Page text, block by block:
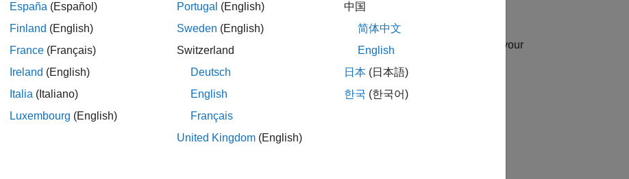
Sales Development Representative
Sales Development Representative
JP-Tokyo| インサイド セールス | 社会人採用
At MathWorks, you'll help shape tomorrow's innovations. We'll equip you with essential sales skills in your
first six months.
JP-Tokyo| 企業向けセールス | 社会人採用
As a Senior Sales Account Manager for the Automotive industry, you will sell engineering applications,
España (Español)
Finland (English)
France (Français)
Ireland (English)
Italia (Italiano)
Luxembourg (English)
Portugal (English)
Sweden (English)
Switzerland
Deutsch
English
Français
United Kingdom (English)
中国
简体中文
English
日本 (日本語)
한국 (한국어)